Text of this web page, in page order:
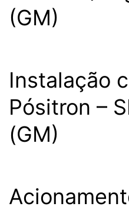
(GM)
Instalação
Pósitron –
(GM)